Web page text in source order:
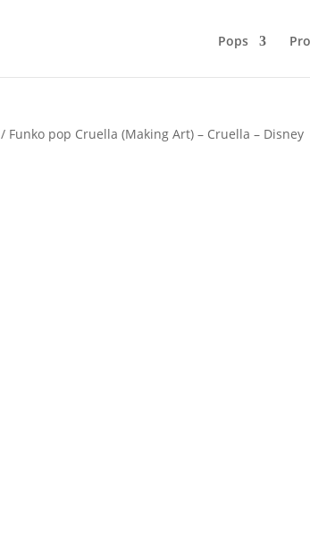
Pops
/ Funko pop Cruella (Making Art) – Cruella – Disney